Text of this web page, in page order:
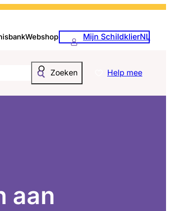
Webshop Mijn SchildklierNL
Zoeken
Help mee
aan